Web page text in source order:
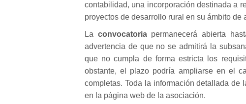
contabilidad, una incorporación destinada a
proyectos de desarrollo rural en su ámbito de
La convocatoriapermanecerá abierta
advertencia de que no se admitirá la
que no cumpla de forma estricta los
obstante, el plazo podría ampliarse en el
completas. Toda la información detallada de
en la página web de la asociación.